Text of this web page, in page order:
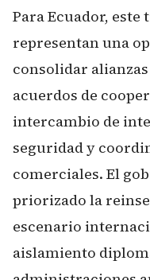
Para Ecuador,
representan una
consolidar
acuerdos de
intercambio de
seguridad y
comerciales. El
priorizado la
escenario
aislamiento